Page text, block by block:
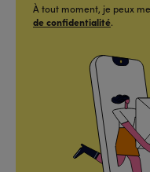
À tout moment, je peux
de confidentialité.